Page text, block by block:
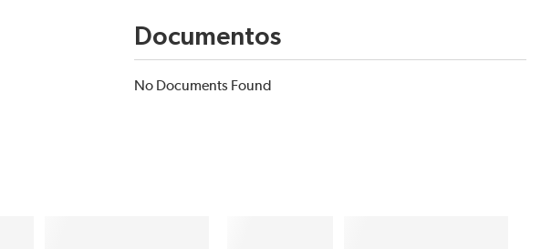
Documentos
No Documents Found